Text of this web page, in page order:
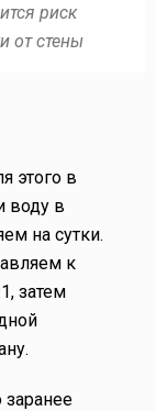
риск
от стены
этого в
воду в
на сутки.
к
затем
заранее